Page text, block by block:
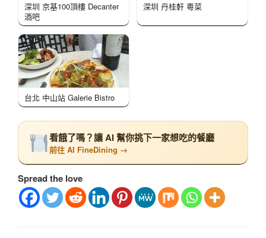
深圳 京基100頂樓 Decanter
酒吧
深圳 丹桂軒 粵菜
台北 中山站 Galerie Bistro
看餓了嗎？讓 AI 幫你挑下一家想吃的餐廳
前往 AI FineDining →
Spread the love